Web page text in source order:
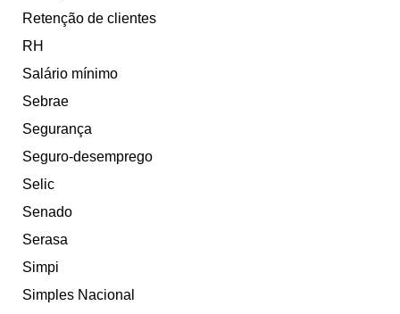
Retenção de clientes
RH
Salário mínimo
Sebrae
Segurança
Seguro-desemprego
Selic
Senado
Serasa
Simpi
Simples Nacional